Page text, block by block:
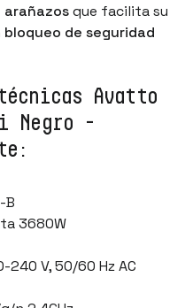
que facilita su
bloqueo de seguridad
Avatto
Negro -
B
3680W
V, 50/60 Hz AC